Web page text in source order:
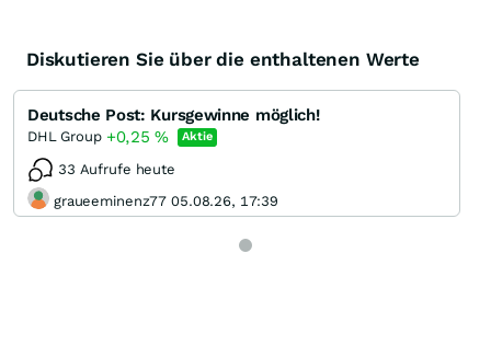
Diskutieren Sie über die enthaltenen Werte
Deutsche Post: Kursgewinne möglich!
DHL Group +0,25% Aktie
33 Aufrufe heute
graueeminenz77 05.08.26, 17:39